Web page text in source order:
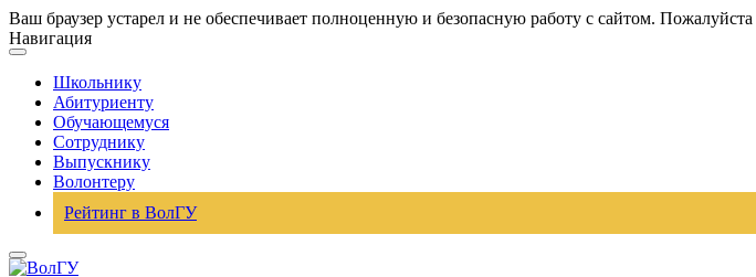
Ваш браузер устарел и не обеспечивает полноценную и безопасную работу с сайтом. Пожалуйста
Навигация
Школьнику
Абитуриенту
Обучающемуся
Сотруднику
Выпускнику
Волонтеру
Рейтинг в ВолГУ